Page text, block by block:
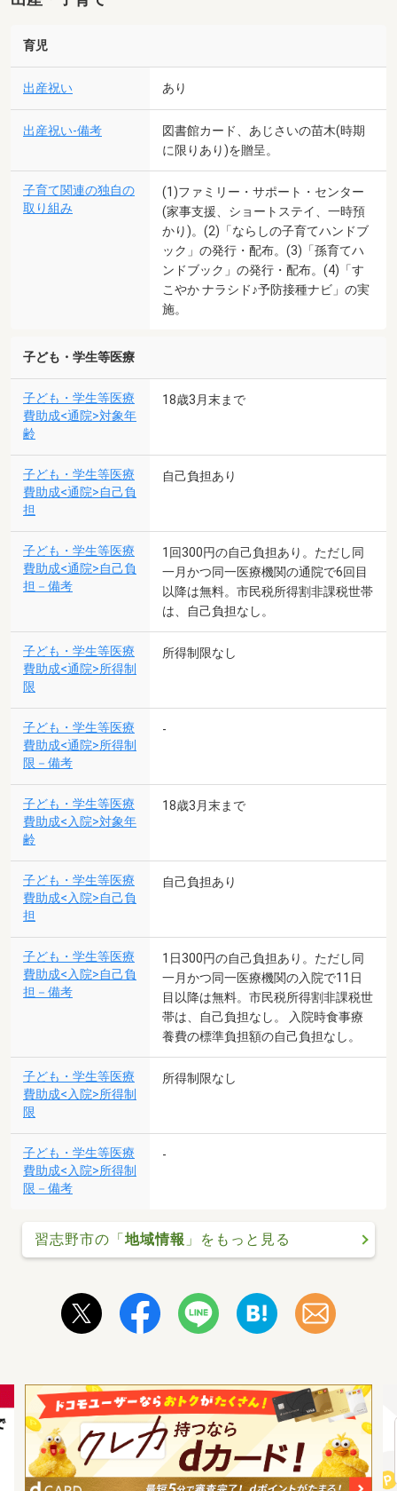
育児
出産祝い あり
出産祝い-備考
図書館カード、あじさいの苗木(時期
に限りあり)を贈呈。
子育て関連の独自の
取り組み
(1)ファミリー・サポート・センター
(家事支援、ショートステイ、一時預
かり)。(2)「ならしの子育てハンドブ
ック」の発行・配布。(3)「孫育てハ
ンドブック」の発行・配布。(4)「す
こやか ナラシド♪予防接種ナビ」の実
施。
子ども・学生等医療
子ども・学生等医療
費助成<通院>対象年
齢
18歳3月末まで
子ども・学生等医療
費助成<通院>自己負
担
自己負担あり
子ども・学生等医療
費助成<通院>自己負
担－備考
1回300円の自己負担あり。ただし同
一月かつ同一医療機関の通院で6回目
以降は無料。市民税所得割非課税世帯
は、自己負担なし。
子ども・学生等医療
費助成<通院>所得制
限
所得制限なし
子ども・学生等医療
費助成<通院>所得制
限－備考
-
子ども・学生等医療
費助成<入院>対象年
齢
18歳3月末まで
子ども・学生等医療
費助成<入院>自己負
担
自己負担あり
子ども・学生等医療
費助成<入院>自己負
担－備考
1日300円の自己負担あり。ただし同
一月かつ同一医療機関の入院で11日
目以降は無料。市民税所得割非課税世
帯は、自己負担なし。 入院時食事療
養費の標準負担額の自己負担なし。
子ども・学生等医療
費助成<入院>所得制
限
所得制限なし
子ども・学生等医療
費助成<入院>所得制
限－備考
-
習志野市の「地域情報 」をもっと見る